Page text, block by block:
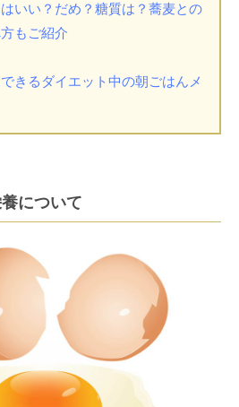
いい？だめ？糖質は？蕎麦との
もご紹介
きるダイエット中の朝ごはんメ
について